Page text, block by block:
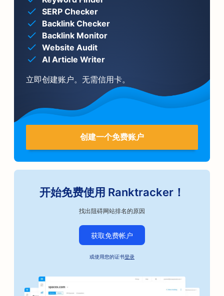
SERP Checker
Backlink Checker
Backlink Monitor
Website Audit
AI Article Writer
立即创建账户。无需信用卡。
创建一个免费账户
开始免费使用 Ranktracker！
找出阻碍网站排名的原因
获取免费帐户
或使用您的证书登录